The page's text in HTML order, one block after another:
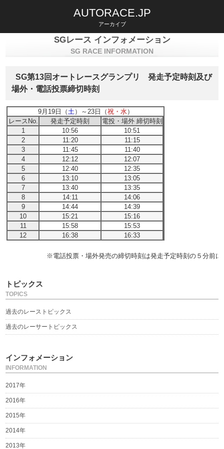
AUTORACE.JP
アーカイブ
SGレース インフォメーション
SG RACE INFORMATION
SG第13回オートレースグランプリ 発走予定時刻及び
場外・電話投票締切時刻
9月19日（土）～23日（祝・水）
レースNo.
発走予定時刻
電投・場外 締切時刻
1
10:56
10:51
2
11:20
11:15
3
11:45
11:40
4
12:12
12:07
5
12:40
12:35
6
13:10
13:05
7
13:40
13:35
8
14:11
14:06
9
14:44
14:39
10
15:21
15:16
11
15:58
15:53
12
16:38 16:33
※電話投票・場外発売の締切時刻は発走予定時刻の５分前に
トピックス
TOPICS
過去のレーストピックス
過去のレーサートピックス
インフォメーション
INFORMATION
2017年
2016年
2015年
2014年
2013年